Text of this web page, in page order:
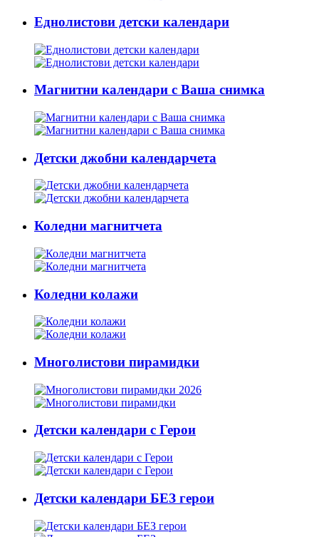
Еднолистови детски календари
Магнитни календари с Ваша снимка
Детски джобни календарчета
Коледни магнитчета
Коледни колажи
Многолистови пирамидки
Детски календари с Герои
Детски календари БЕЗ герои